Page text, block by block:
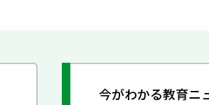
今がわかる教育ニ